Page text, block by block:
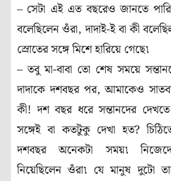
– সেটা এই এত বছরেও জানতে
বলেছিলেন ওঁরা, দাদাই-ই বা কী
স্রোতের সঙ্গে মিশে হারিয়ে গেছে৷
– তবু মা-বাবা তো শেষ সময়ে
দাদাকে দশবছর পর, আমাকেও
কী! দশ বছর ধরে সন্তানদের
সঙ্গেই বা কতটুকু দেখা হত?
দশবছর অনেকটা সময়৷
নিয়েছিলেন ওঁরা৷ যে মানুষ দুটো